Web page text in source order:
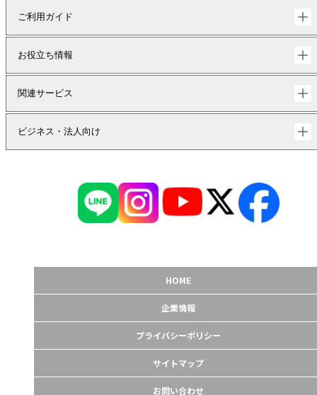
ご利用ガイド
お役立ち情報
関連サービス
ビジネス・法人向け
HOME
企業情報
プライバシーポリシー
サイトマップ
お問い合わせ